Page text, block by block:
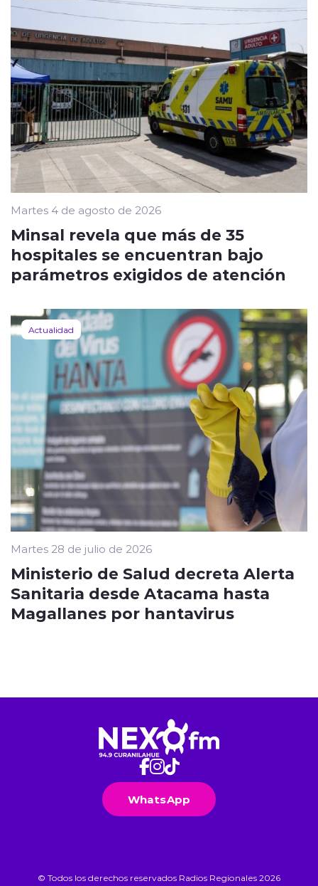
Martes 4 de agosto de 2026
Minsal revela que más de 35
hospitales se encuentran bajo
parámetros exigidos de atención
Actualidad
Martes 28 de julio de 2026
Ministerio de Salud decreta Alerta
Sanitaria desde Atacama hasta
Magallanes por hantavirus
WhatsApp
© Todos los derechos reservados Radios Regionales 2026